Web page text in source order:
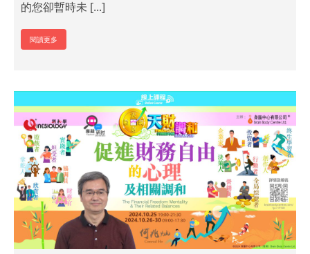
的您卻暫時未 [...]
閱讀更多